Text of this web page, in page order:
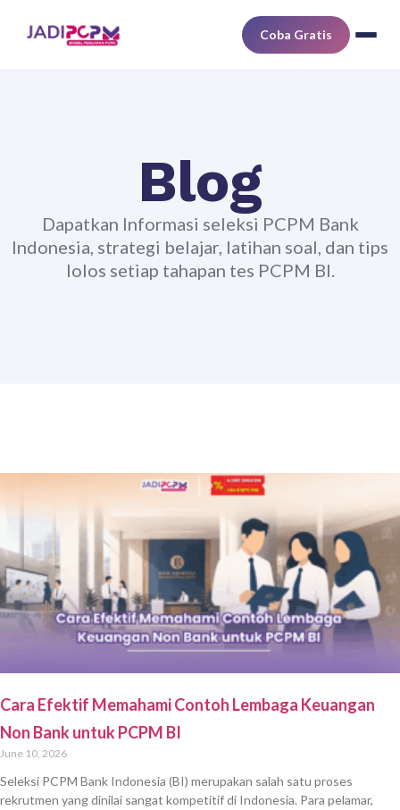
Coba Gratis
Blog
Dapatkan Informasi seleksi PCPM Bank
Indonesia, strategi belajar, latihan soal, dan tips
lolos setiap tahapan tes PCPM BI.
Cara Efektif Memahami Contoh Lembaga Keuangan
Non Bank untuk PCPM BI
June 10, 2026
Seleksi PCPM Bank Indonesia (BI) merupakan salah satu proses
rekrutmen yang dinilai sangat kompetitif di Indonesia. Para pelamar,